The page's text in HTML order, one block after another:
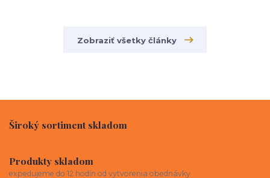
Zobraziť všetky články
Široký sortiment skladom
Produkty skladom
expedujeme do 12 hodín od vytvorenia obednávky